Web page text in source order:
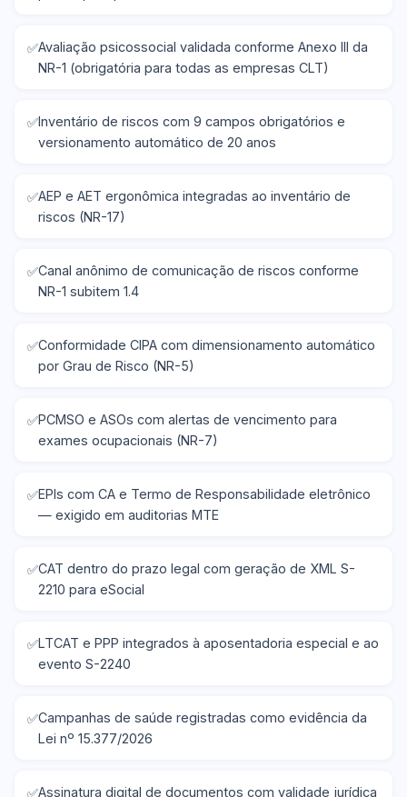
Avaliação psicossocial validada conforme Anexo III da
NR-1 (obrigatória para todas as empresas CLT)
Inventário de riscos com 9 campos obrigatórios e
versionamento automático de 20 anos
AEP e AET ergonômica integradas ao inventário de
riscos (NR-17)
Canal anônimo de comunicação de riscos conforme
NR-1 subitem 1.4
Conformidade CIPA com dimensionamento automático
por Grau de Risco (NR-5)
PCMSO e ASOs com alertas de vencimento para
exames ocupacionais (NR-7)
EPIs com CA e Termo de Responsabilidade eletrônico
— exigido em auditorias MTE
CAT dentro do prazo legal com geração de XML S-
2210 para eSocial
LTCAT e PPP integrados à aposentadoria especial e ao
evento S-2240
Campanhas de saúde registradas como evidência da
Lei nº 15.377/2026
Assinatura digital de documentos com validade jurídica